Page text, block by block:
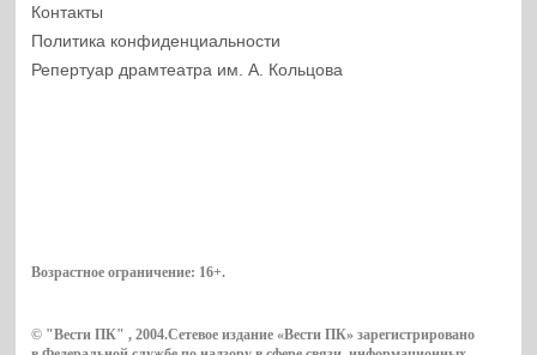
Контакты
Политика конфиденциальности
Репертуар драмтеатра им. А. Кольцова
Возрастное ограничение: 16+.
© "Вести ПК" , 2004.Сетевое издание «Вести ПК» зарегистрировано